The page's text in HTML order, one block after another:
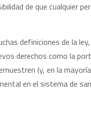
de que cualquier
definiciones de la
derechos como la
(y, en la
en el sistema de